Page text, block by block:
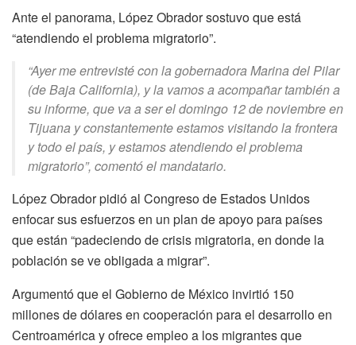
Ante el panorama, López Obrador sostuvo que está
“atendiendo el problema migratorio”.
“Ayer me entrevisté con la gobernadora Marina del Pilar
(de Baja California), y la vamos a acompañar también a
su informe, que va a ser el domingo 12 de noviembre en
Tijuana y constantemente estamos visitando la frontera
y todo el país, y estamos atendiendo el problema
migratorio”, comentó el mandatario.
López Obrador pidió al Congreso de Estados Unidos
enfocar sus esfuerzos en un plan de apoyo para países
que están “padeciendo de crisis migratoria, en donde la
población se ve obligada a migrar”.
Argumentó que el Gobierno de México invirtió 150
millones de dólares en cooperación para el desarrollo en
Centroamérica y ofrece empleo a los migrantes que